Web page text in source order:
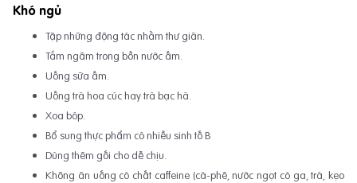
Khó ngủ
Tập những động tác nhằm thư giãn.
Tắm ngâm trong bồn nước ấm.
Uống sữa ấm.
Uống trà hoa cúc hay trà bạc hà.
Xoa bóp.
Bổ sung thực phẩm có nhiều sinh tố B
Dùng thêm gối cho dễ chịu.
Không ăn uống có chất caffeine (cà-phê, nước ngọt có ga, trà, kẹo